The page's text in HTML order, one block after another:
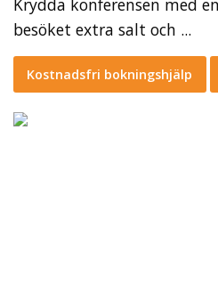
Krydda konferensen med
besöket extra salt och ...
Kostnadsfri bokningshjälp